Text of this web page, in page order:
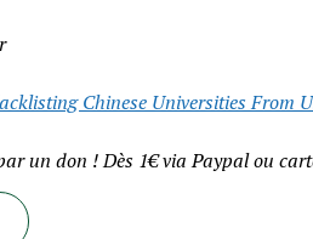
Chinese Universities From
un don ! Dès 1€ via Paypal ou